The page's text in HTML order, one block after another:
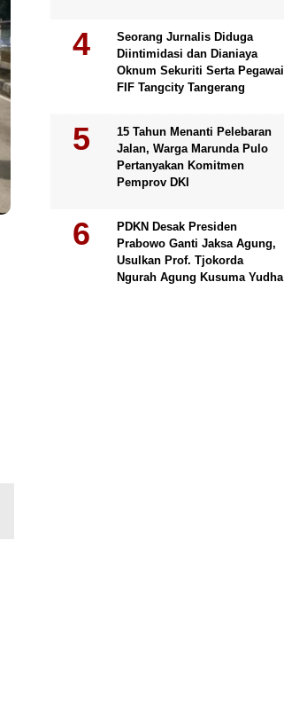
Seorang Jurnalis Diduga
Diintimidasi dan Dianiaya
Oknum Sekuriti Serta Pegawai
FIF Tangcity Tangerang
15 Tahun Menanti Pelebaran
Jalan, Warga Marunda Pulo
Pertanyakan Komitmen
Pemprov DKI
PDKN Desak Presiden
Prabowo Ganti Jaksa Agung,
Usulkan Prof. Tjokorda
Ngurah Agung Kusuma Yudha